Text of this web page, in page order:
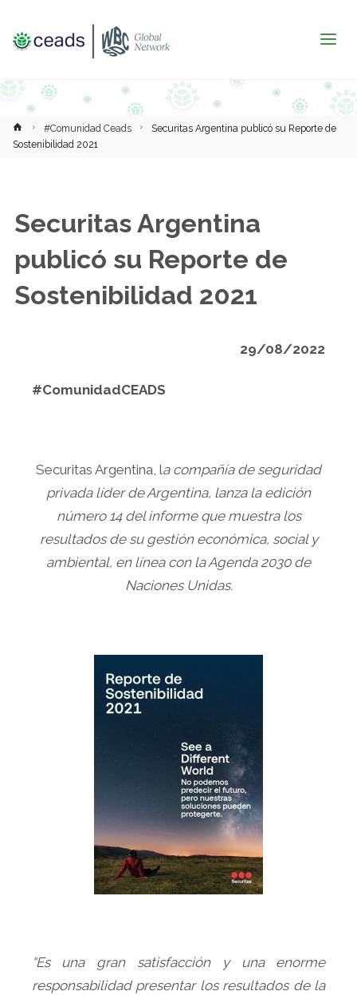
Inicio#Comunidad Ceads
Securitas Argentina publicó su Reporte de
Sostenibilidad 2021
Securitas Argentina
publicó su Reporte de
Sostenibilidad 2021
29/08/2022
#ComunidadCEADS
Securitas Argentina, la compañía de seguridad
privada líder de Argentina, lanza la edición
número 14 del informe que muestra los
resultados de su gestión económica, social y
ambiental, en línea con la Agenda 2030 de
Naciones Unidas.
“Es una gran satisfacción y una enorme
responsabilidad presentar los resultados de la